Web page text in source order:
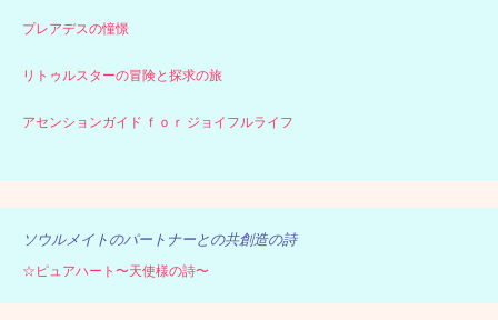
プレアデスの憧憬
リトゥルスターの冒険と探求の旅
アセンションガイド ｆｏｒ ジョイフルライフ
ソウルメイトのパートナーとの共創造の詩
☆ピュアハート〜天使様の詩〜